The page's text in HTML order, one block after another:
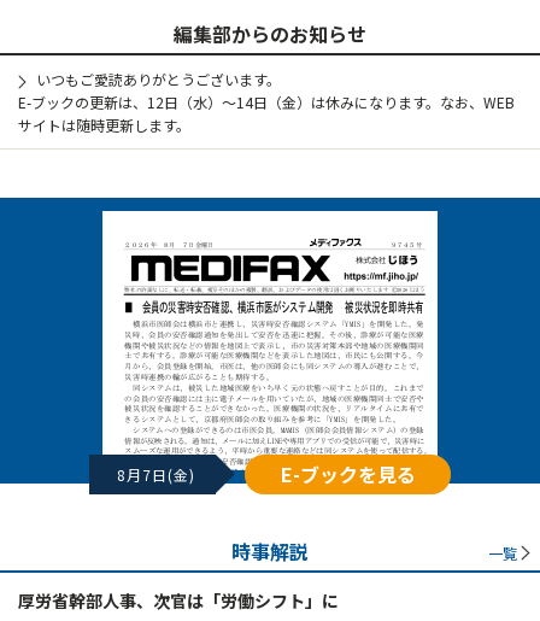
編集部からのお知らせ
いつもご愛読ありがとうございます。
E-ブックの更新は、12日（水）～14日（金）は休みになります。なお、WEB
サイトは随時更新します。
8月7日(金) E-ブックを見る
時事解説 一覧
厚労省幹部人事、次官は「労働シフト」に